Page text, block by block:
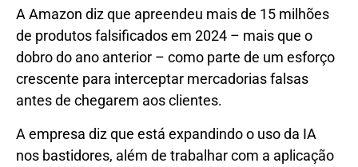
A Amazon diz que apreendeu mais de 15 milhões
de produtos falsificados em 2024 – mais que o
dobro do ano anterior – como parte de um esforço
crescente para interceptar mercadorias falsas
antes de chegarem aos clientes.
A empresa diz que está expandindo o uso da IA ​​
nos bastidores, além de trabalhar com a aplicação